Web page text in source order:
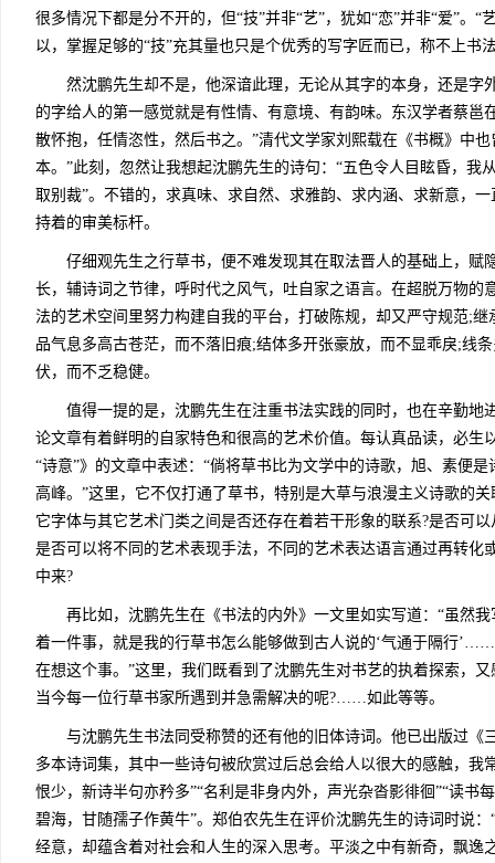
很多情况下都是分不开的，但“技”并非“艺”，犹如“恋”并非“爱”。“
以，掌握足够的“技”充其量也只是个优秀的写字匠而已，称不上书
然沈鹏先生却不是，他深谙此理，无论从其字的本身，还是字
的字给人的第一感觉就是有性情、有意境、有韵味。东汉学者蔡邕
散怀抱，任情恣性，然后书之。”清代文学家刘熙载在《书概》中
本。”此刻，忽然让我想起沈鹏先生的诗句：“五色令人目眩昏，我
取别裁”。不错的，求真味、求自然、求雅韵、求内涵、求新意，
持着的审美标杆。
仔细观先生之行草书，便不难发现其在取法晋人的基础上，赋
长，辅诗词之节律，呼时代之风气，吐自家之语言。在超脱万物的
法的艺术空间里努力构建自我的平台，打破陈规，却又严守规范;
品气息多高古苍茫，而不落旧痕;结体多开张豪放，而不显乖戾;线
伏，而不乏稳健。
值得一提的是，沈鹏先生在注重书法实践的同时，也在辛勤地
论文章有着鲜明的自家特色和很高的艺术价值。每认真品读，必生
“诗意”》的文章中表述：“倘将草书比为文学中的诗歌，旭、素便
高峰。”这里，它不仅打通了草书，特别是大草与浪漫主义诗歌的
它字体与其它艺术门类之间是否还存在着若干形象的联系?是否可
是否可以将不同的艺术表现手法，不同的艺术表达语言通过再转化
中来?
再比如，沈鹏先生在《书法的内外》一文里如实写道：“虽然我
着一件事，就是我的行草书怎么能够做到古人说的‘气通于隔行
在想这个事。”这里，我们既看到了沈鹏先生对书艺的执着探索，
当今每一位行草书家所遇到并急需解决的呢?……如此等等。
与沈鹏先生书法同受称赞的还有他的旧体诗词。他已出版过《
多本诗词集，其中一些诗句被欣赏过后总会给人以很大的感触，我
恨少，新诗半句亦矜多”“名利是非身内外，声光杂沓影徘徊”“读书
碧海，甘随孺子作黄牛”。郑伯农先生在评价沈鹏先生的诗词时说
经意，却蕴含着对社会和人生的深入思考。平淡之中有新奇，飘逸